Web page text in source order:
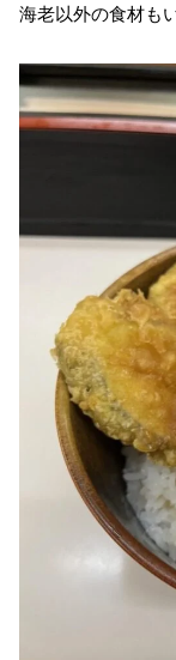
海老以外の食材も